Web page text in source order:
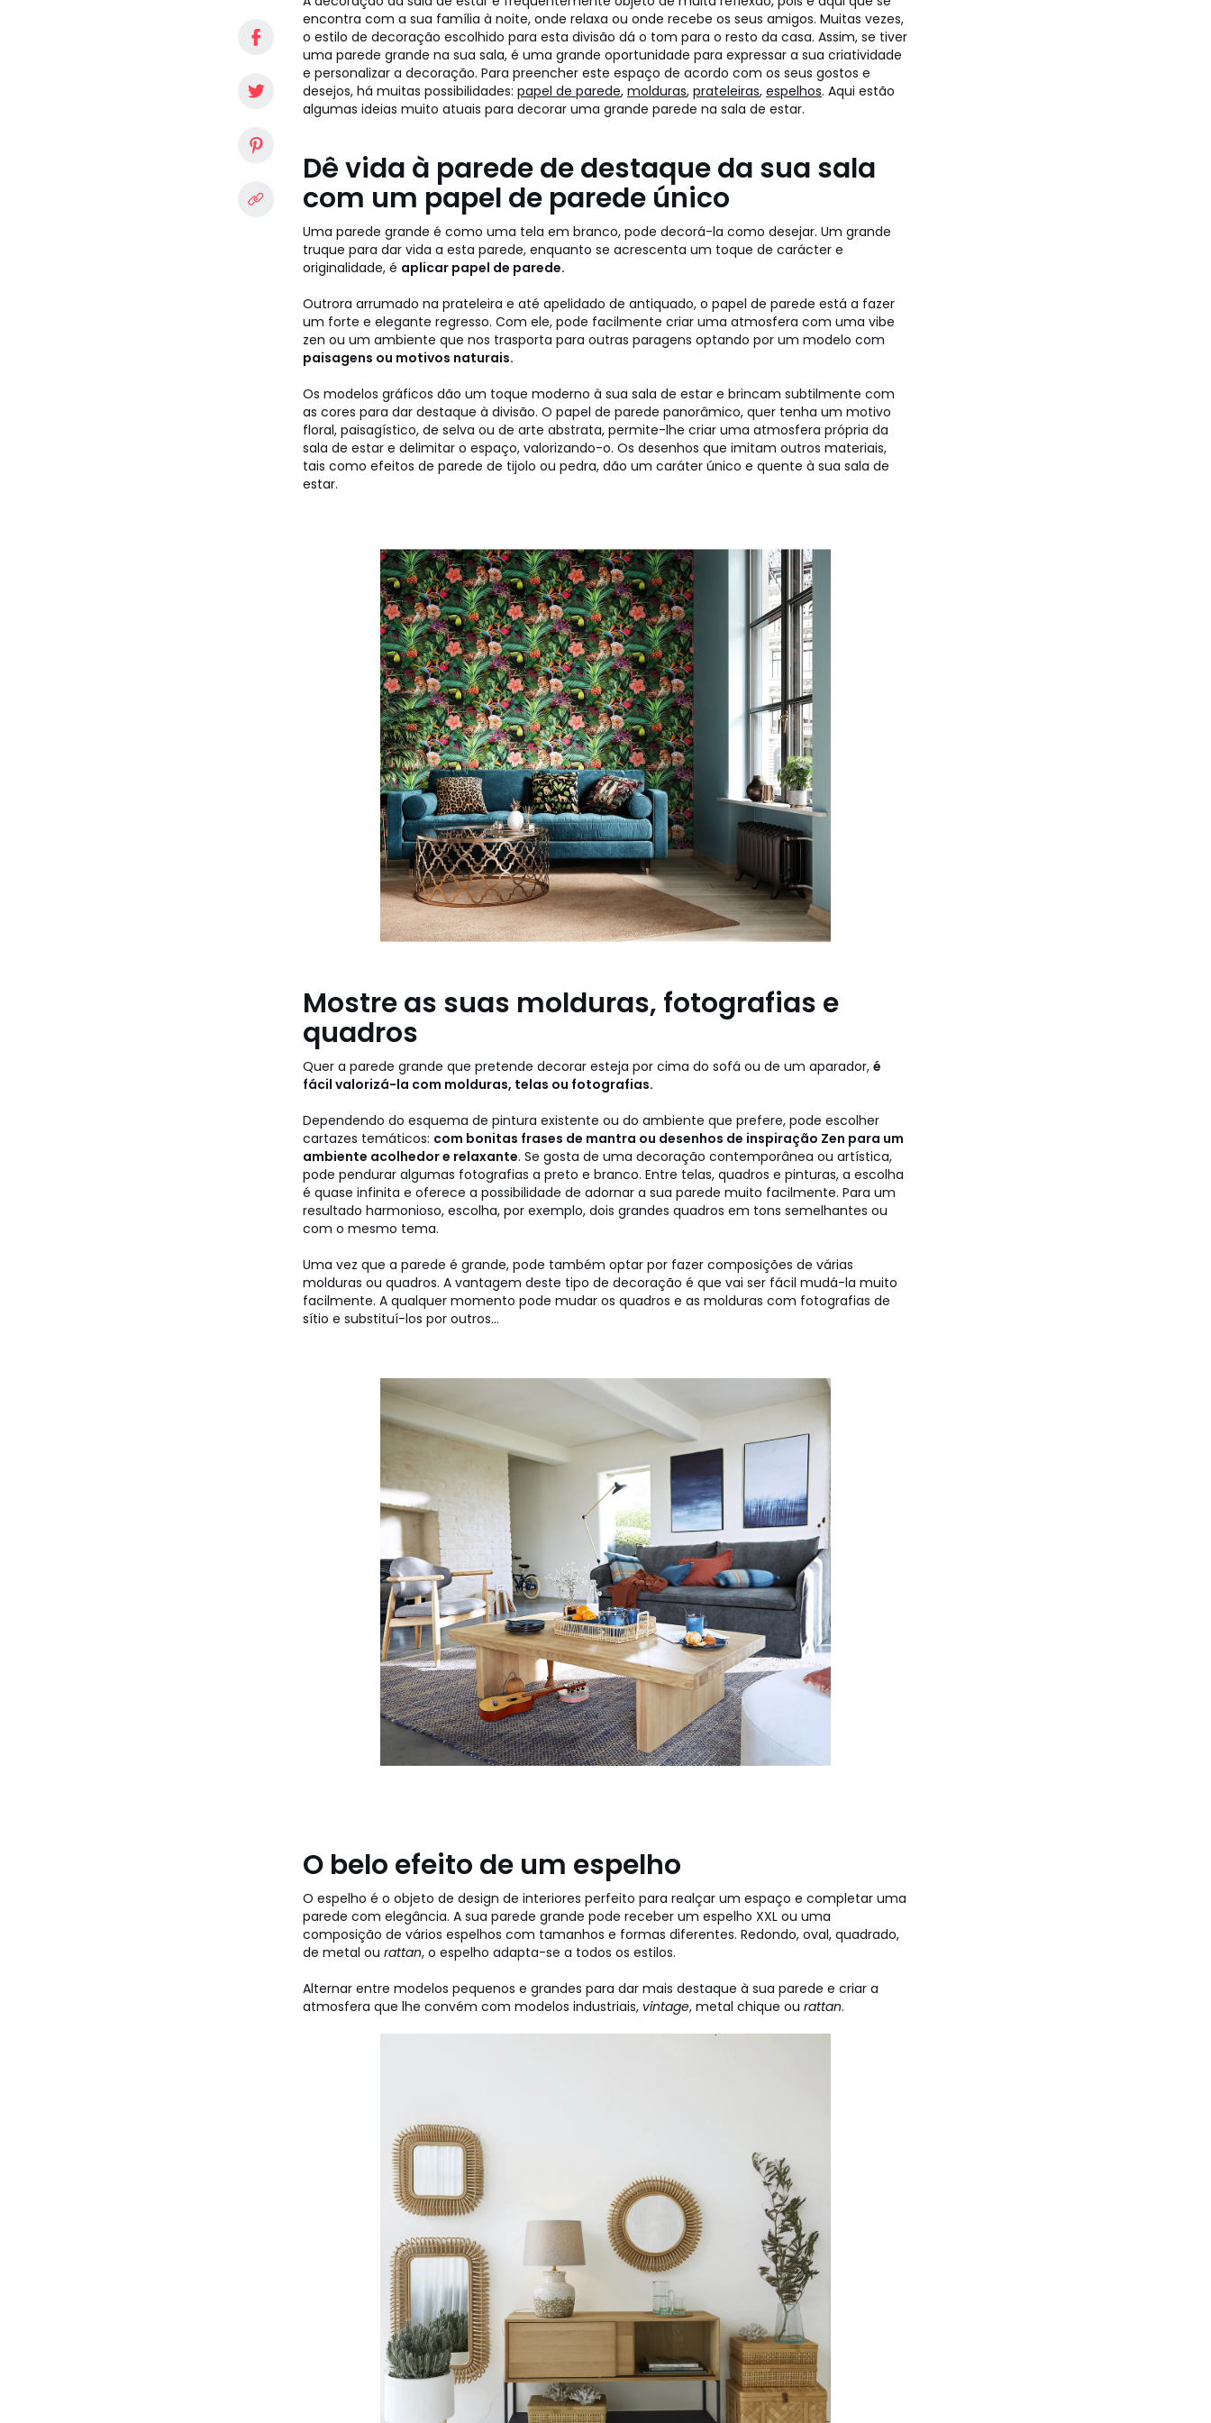
encontra com a sua família à noite, onde relaxa ou onde recebe os seus amigos. Muitas vezes,
o estilo de decoração escolhido para esta divisão dá o tom para o resto da casa. Assim, se tiver
uma parede grande na sua sala, é uma grande oportunidade para expressar a sua criatividade
e personalizar a decoração. Para preencher este espaço de acordo com os seus gostos e
desejos, há muitas possibilidades: papel de parede, molduras, prateleiras, espelhos. Aqui estão
algumas ideias muito atuais para decorar uma grande parede na sala de estar.
Dê vida à parede de destaque da sua sala
com um papel de parede único
Uma parede grande é como uma tela em branco, pode decorá-la como desejar. Um grande
truque para dar vida a esta parede, enquanto se acrescenta um toque de carácter e
originalidade, é aplicar papel de parede.
Outrora arrumado na prateleira e até apelidado de antiquado, o papel de parede está a fazer
um forte e elegante regresso. Com ele, pode facilmente criar uma atmosfera com uma vibe
zen ou um ambiente que nos trasporta para outras paragens optando por um modelo com
paisagens ou motivos naturais.
Os modelos gráficos dão um toque moderno à sua sala de estar e brincam subtilmente com
as cores para dar destaque à divisão. O papel de parede panorâmico, quer tenha um motivo
floral, paisagístico, de selva ou de arte abstrata, permite-lhe criar uma atmosfera própria da
sala de estar e delimitar o espaço, valorizando-o. Os desenhos que imitam outros materiais,
tais como efeitos de parede de tijolo ou pedra, dão um caráter único e quente à sua sala de
estar.
Mostre as suas molduras, fotografias e
quadros
Quer a parede grande que pretende decorar esteja por cima do sofá ou de um aparador, é
fácil valorizá-la com molduras, telas ou fotografias.
Dependendo do esquema de pintura existente ou do ambiente que prefere, pode escolher
cartazes temáticos: com bonitas frases de mantra ou desenhos de inspiração Zen para um
ambiente acolhedor e relaxante. Se gosta de uma decoração contemporânea ou artística,
pode pendurar algumas fotografias a preto e branco. Entre telas, quadros e pinturas, a escolha
é quase infinita e oferece a possibilidade de adornar a sua parede muito facilmente. Para um
resultado harmonioso, escolha, por exemplo, dois grandes quadros em tons semelhantes ou
com o mesmo tema.
Uma vez que a parede é grande, pode também optar por fazer composições de várias
molduras ou quadros. A vantagem deste tipo de decoração é que vai ser fácil mudá-la muito
facilmente. A qualquer momento pode mudar os quadros e as molduras com fotografias de
sítio e substituí-los por outros...
O belo efeito de um espelho
O espelho é o objeto de design de interiores perfeito para realçar um espaço e completar uma
parede com elegância. A sua parede grande pode receber um espelho XXL ou uma
composição de vários espelhos com tamanhos e formas diferentes. Redondo, oval, quadrado,
de metal ou rattan, o espelho adapta-se a todos os estilos.
Alternar entre modelos pequenos e grandes para dar mais destaque à sua parede e criar a
atmosfera que lhe convém com modelos industriais, vintage, metal chique ou rattan.